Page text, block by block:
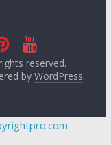
reserved.
by WordPress.